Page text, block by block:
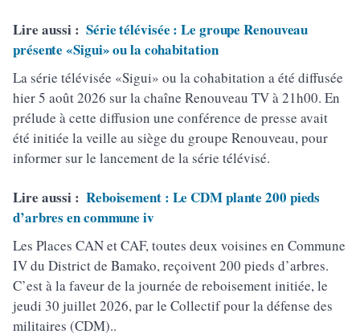
Lire aussi : Série télévisée : Le groupe Renouveau
présente «Sigui» ou la cohabitation
La série télévisée «Sigui» ou la cohabitation a été diffusée
hier 5 août 2026 sur la chaîne Renouveau TV à 21h00. En
prélude à cette diffusion une conférence de presse avait
été initiée la veille au siège du groupe Renouveau, pour
informer sur le lancement de la série télévisé.
Lire aussi : Reboisement : Le CDM plante 200 pieds
d’arbres en commune iv
Les Places CAN et CAF, toutes deux voisines en Commune
IV du District de Bamako, reçoivent 200 pieds d’arbres.
C’est à la faveur de la journée de reboisement initiée, le
jeudi 30 juillet 2026, par le Collectif pour la défense des
militaires (CDM)..